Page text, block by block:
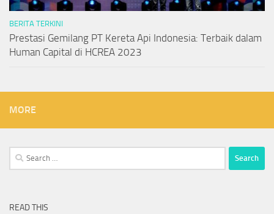
BERITA TERKINI
Prestasi Gemilang PT Kereta Api Indonesia: Terbaik dalam
Human Capital di HCREA 2023
MORE
Search
for:
READ THIS